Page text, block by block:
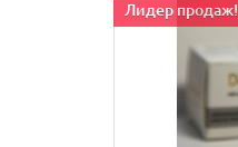
Лидер продаж!